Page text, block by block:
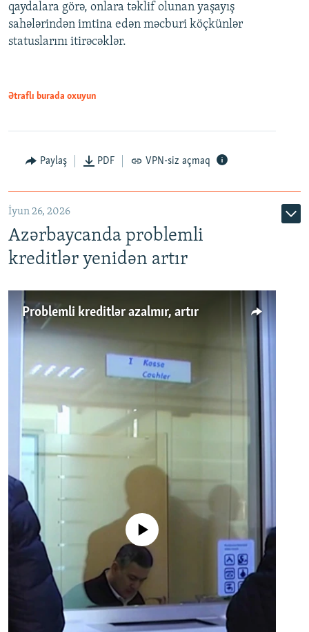
Auto 240p 360p 480p
720p 1080p
720p
qaydalara görə, onlara təklif olunan yaşayış
sahələrindən imtina edən məcburi köçkünlər
statuslarını itirəcəklər.
Ətraflı burada oxuyun
Paylaş PDF VPN-siz açmaq
İyun 26, 2026
Azərbaycanda problemli
kreditlər yenidən artır
Problemli kreditlər azalmır, artır
No media source currently available